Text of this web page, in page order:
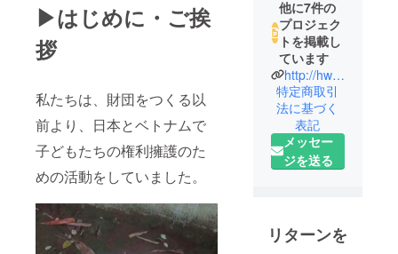
▶はじめに・ご挨
拶
私たちは、財団をつくる以
前より、日本とベトナムで
子どもたちの権利擁護のた
めの活動をしていました。
他に7件の
プロジェク
トを掲載し
ています
http://hw2.work
特定商取引
法に基づく
表記
メッセー
ジを送る
リターンを